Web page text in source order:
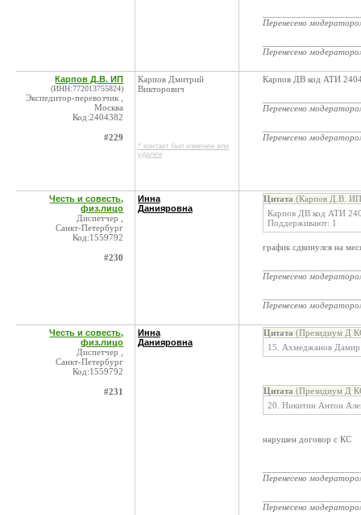
Перенесено
Перенесено
Карпов Д.В. ИП
(ИНН:772013755824)
Экспедитор-перевозчик ,
Москва
Код:2404382
#229
Карпов Дмитрий
Викторович
* контакт был изменен или
удален
Карпов ДВ код АТИ
Перенесено
Перенесено
Честь и совесть,
физ.лицо
Диспетчер ,
Санкт-Петербург
Код:1559792
#230
Инна
Данияровна
Цитата (Карпов Д.В.
Карпов ДВ код АТИ
Поддерживают: 1
график сдвинулся на
Перенесено
Перенесено
Честь и совесть,
физ.лицо
Диспетчер ,
Санкт-Петербург
Код:1559792
#231
Инна
Данияровна
Цитата (Президиум Д
15. Ахмеджанов Дамир
Цитата (Президиум Д
20. Никитин Антон
нарушен договор с КС
Перенесено
Перенесено